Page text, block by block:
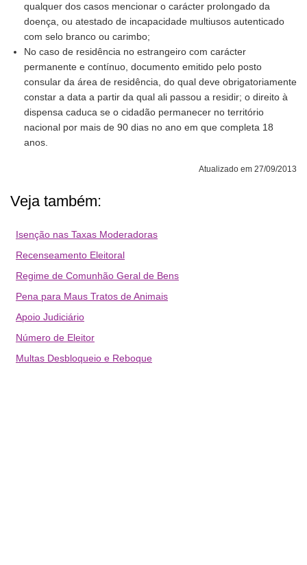
qualquer dos casos mencionar o carácter prolongado da
doença, ou atestado de incapacidade multiusos autenticado
com selo branco ou carimbo;
No caso de residência no estrangeiro com carácter
permanente e contínuo, documento emitido pelo posto
consular da área de residência, do qual deve obrigatoriamente
constar a data a partir da qual ali passou a residir; o direito à
dispensa caduca se o cidadão permanecer no território
nacional por mais de 90 dias no ano em que completa 18
anos.
Atualizado em 27/09/2013
Veja também:
Isenção nas Taxas Moderadoras
Recenseamento Eleitoral
Regime de Comunhão Geral de Bens
Pena para Maus Tratos de Animais
Apoio Judiciário
Número de Eleitor
Multas Desbloqueio e Reboque